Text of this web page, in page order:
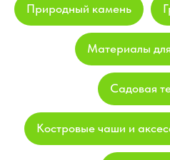
Природный камень
Материалы
Садовая
Костровые чаши и